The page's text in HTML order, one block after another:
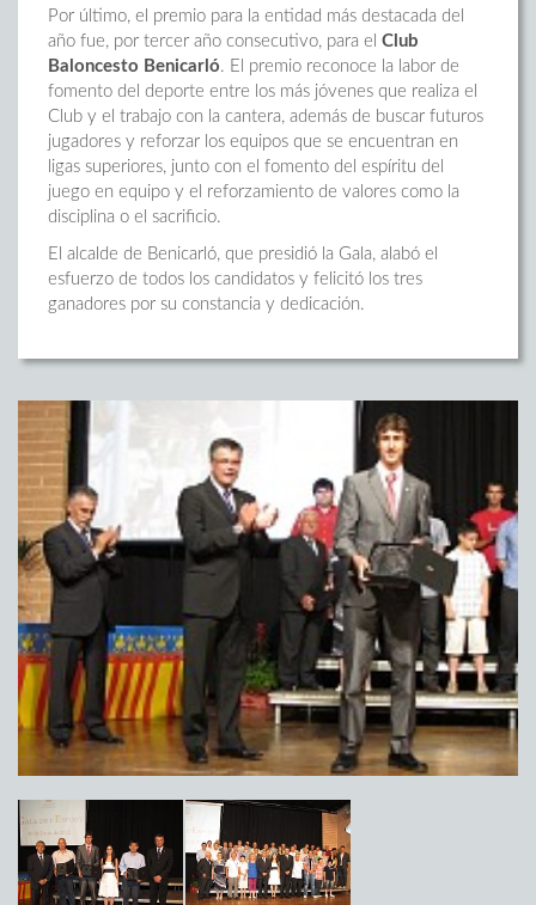
Por último, el premio para la entidad más destacada del
año fue, por tercer año consecutivo, para el Club
Baloncesto Benicarló. El premio reconoce la labor de
fomento del deporte entre los más jóvenes que realiza el
Club y el trabajo con la cantera, además de buscar futuros
jugadores y reforzar los equipos que se encuentran en
ligas superiores, junto con el fomento del espíritu del
juego en equipo y el reforzamiento de valores como la
disciplina o el sacrificio.
El alcalde de Benicarló, que presidió la Gala, alabó el
esfuerzo de todos los candidatos y felicitó los tres
ganadores por su constancia y dedicación.